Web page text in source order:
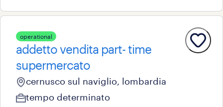
operational
addetto vendita part- time
supermercato
cernusco sul naviglio, lombardia
tempo determinato